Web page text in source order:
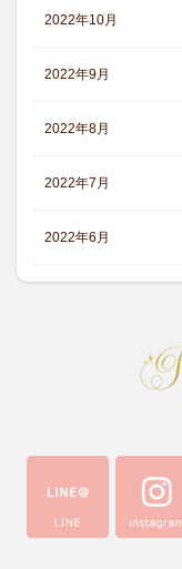
2022年10月
2022年9月
2022年8月
2022年7月
2022年6月